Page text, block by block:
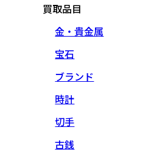
買取品目
金・貴金属
宝石
ブランド
時計
切手
古銭